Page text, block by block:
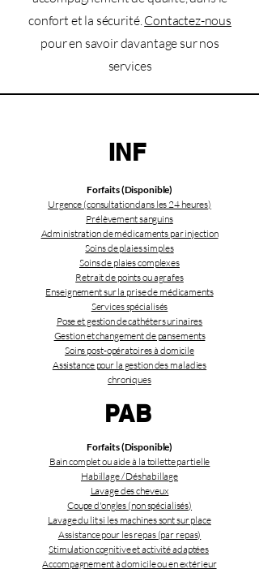
confort et la sécurité.Contactez-nous
pour en savoir davantage sur nos
services
INF
Forfaits (Disponible)
Urgence (consultation dans les 24 heures)
Prélèvement sanguins
Administration de médicaments par injection
Soins de plaies simples
Soins de plaies complexes
Retrait de points ou agrafes
Enseignement sur la prise de médicaments
Services spécialisés
Pose et gestion de cathéters urinaires
Gestion et changement de pansements
Soins post-opératoires à domicile
Assistance pour la gestion des maladies
chroniques
PAB
Forfaits (Disponible)
Bain complet ou aide à la toilette partielle
Habillage / Déshabillage
Lavage des cheveux
Coupe d'ongles (non spécialisés)
Lavage du lit si les machines sont sur place
Assistance pour les repas (par repas)
Stimulation cognitive et activité adaptées
Accompagnement à domicile ou en extérieur